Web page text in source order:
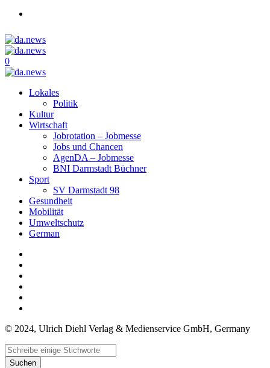
0
Lokales
Politik
Kultur
Wirtschaft
Jobrotation – Jobmesse
Jobs und Chancen
AgenDA – Jobmesse
BNI Darmstadt Büchner
Sport
SV Darmstadt 98
Gesundheit
Mobilität
Umweltschutz
German
© 2024, Ulrich Diehl Verlag & Medienservice GmbH, Germany
Suchen